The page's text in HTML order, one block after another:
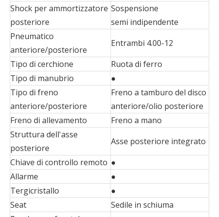
Shock per ammortizzatore
posteriore
Sospensione
semi indipendente
Pneumatico
anteriore/posteriore
Entrambi 4.00-12
Tipo di cerchione
Ruota di ferro
Tipo di manubrio
●
Tipo di freno
anteriore/posteriore
Freno a tamburo del disco
anteriore/olio posteriore
Freno di allevamento
Freno a mano
Struttura dell'asse
posteriore
Asse posteriore integrato
Chiave di controllo remoto ●
Allarme
●
Tergicristallo
●
Seat
Sedile in schiuma